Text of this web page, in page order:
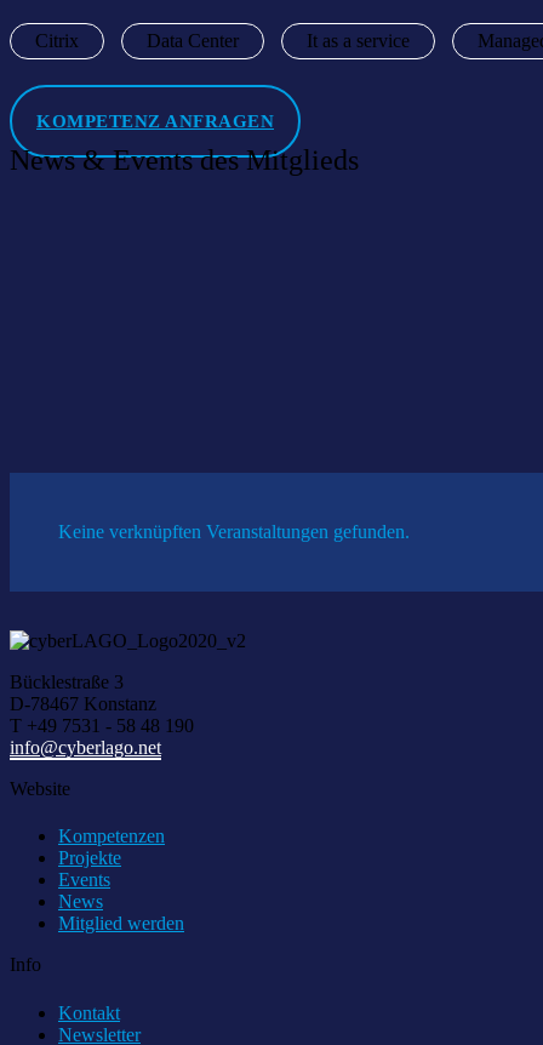
Citrix Data Center It as a service
KOMPETENZ ANFRAGEN
News & Events des Mitglieds
Keine verknüpften Veranstaltungen gefunden.
Bücklestraße 3
D-78467 Konstanz
T +49 7531 - 58 48 190
info@cyberlago.net
Website
Kompetenzen
Projekte
Events
News
Mitglied werden
Info
Kontakt
Newsletter